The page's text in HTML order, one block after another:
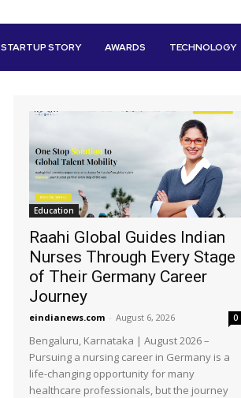
STARTUP STORY AWARDS TECHNOLOGY
Education
Raahi Global Guides Indian
Nurses Through Every Stage
of Their Germany Career
Journey
eindianews.com - August 6, 2026 0
Bengaluru, Karnataka | August 2026 –
Pursuing a nursing career in Germany is a
life-changing opportunity for many
healthcare professionals, but the journey